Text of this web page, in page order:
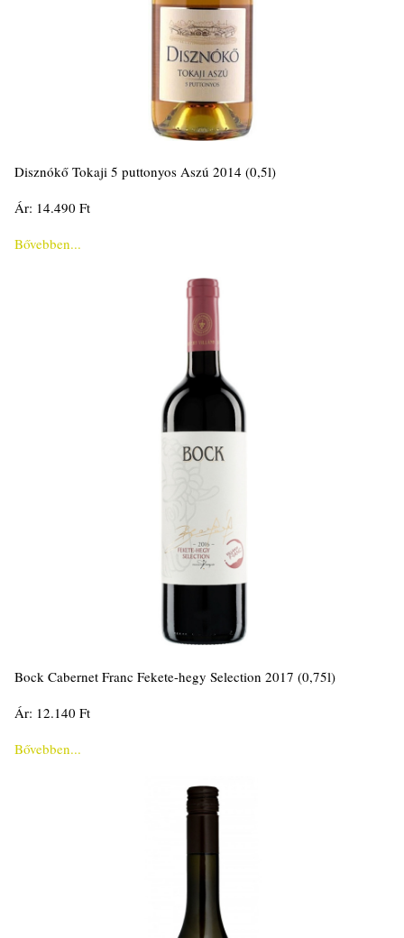
Disznókő Tokaji 5 puttonyos Aszú 2014 (0,5l)
Ár: 14.490 Ft
Bővebben...
Bock Cabernet Franc Fekete-hegy Selection 2017 (0,75l)
Ár: 12.140 Ft
Bővebben...